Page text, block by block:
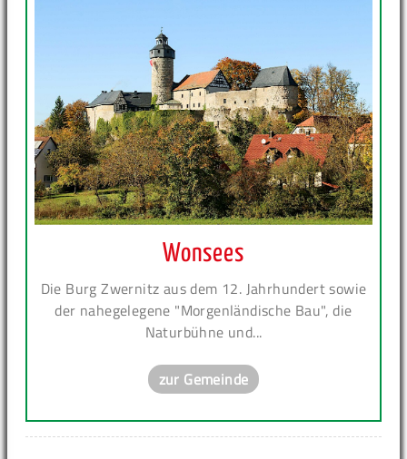
Wonsees
Die Burg Zwernitz aus dem 12. Jahrhundert sowie
der nahegelegene "Morgenländische Bau", die
Naturbühne und...
zur Gemeinde